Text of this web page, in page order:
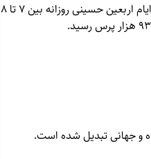
نماینده حرم مطهر حضرت ابوالفضل‌العباس (ع) در جمهوری اسلامی ایران گفت: در ایام اربعین حسینی روزانه بین ۷ تا ۸
و جهانی تبدیل شده است.